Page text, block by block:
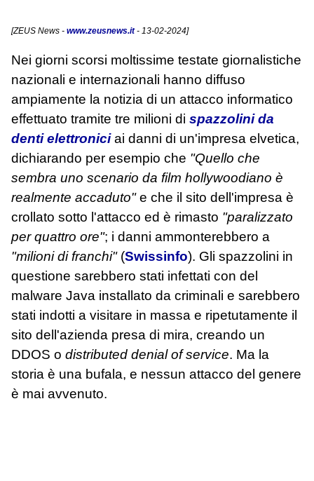
[ZEUS News - www.zeusnews.it- 13-02-2024]
Nei giorni scorsi moltissime testate giornalistiche
nazionali e internazionali hanno diffuso
ampiamente la notizia di un attacco informatico
effettuato tramite tre milioni di spazzolini da
denti elettroniciai danni di un'impresa elvetica,
dichiarando per esempio che "Quello che
sembra uno scenario da film hollywoodiano è
realmente accaduto"e che il sito dell'impresa è
crollato sotto l'attacco ed è rimasto "paralizzato
per quattro ore"; i danni ammonterebbero a
"milioni di franchi"(Swissinfo). Gli spazzolini in
questione sarebbero stati infettati con del
malware Java installato da criminali e sarebbero
stati indotti a visitare in massa e ripetutamente il
sito dell'azienda presa di mira, creando un
DDOS o distributed denial of service. Ma la
storia è una bufala, e nessun attacco del genere
è mai avvenuto.